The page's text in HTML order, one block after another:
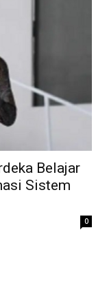
Belajar
Sistem
0